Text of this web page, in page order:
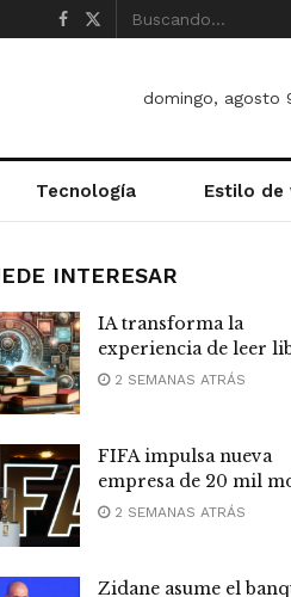
domingo, agosto
Tecnología Estilo de
INTERESAR
IA transforma la
experiencia de leer
2 SEMANAS ATRÁS
FIFA impulsa nueva
empresa de 20 mil
2 SEMANAS ATRÁS
Zidane asume el